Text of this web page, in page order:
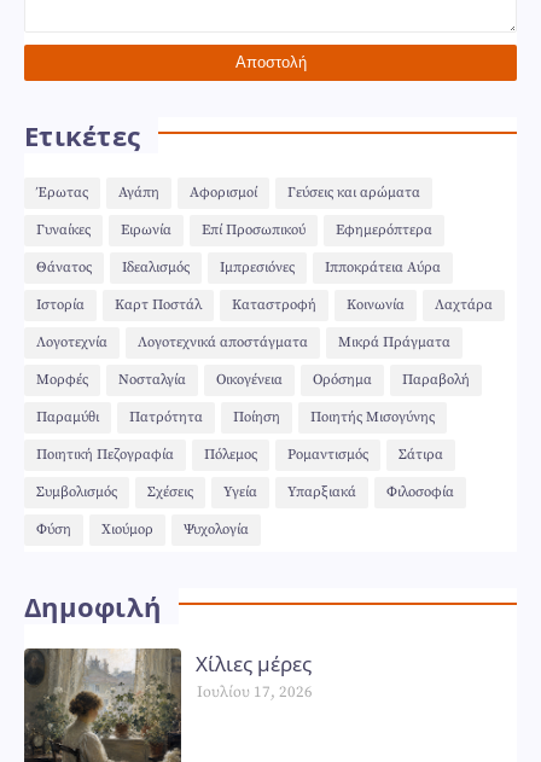
Ετικέτες
Έρωτας Αγάπη Αφορισμοί Γεύσεις και αρώματα
Γυναίκες Ειρωνία Επί Προσωπικού Εφημερόπτερα
Θάνατος Ιδεαλισμός Ιμπρεσιόνες Ιπποκράτεια Αύρα
Ιστορία Καρτ Ποστάλ Καταστροφή Κοινωνία Λαχτάρα
Λογοτεχνία Λογοτεχνικά αποστάγματα Μικρά Πράγματα
Μορφές Νοσταλγία Οικογένεια Ορόσημα Παραβολή
Παραμύθι Πατρότητα Ποίηση Ποιητής Μισογύνης
Ποιητική Πεζογραφία Πόλεμος Ρομαντισμός Σάτιρα
Συμβολισμός Σχέσεις Υγεία Υπαρξιακά Φιλοσοφία
Φύση Χιούμορ Ψυχολογία
Δημοφιλή
Χίλιες μέρες
Ιουλίου 17, 2026